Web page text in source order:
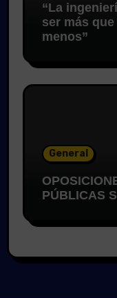
“La
ser más
menos”
General
PÚBLICAS